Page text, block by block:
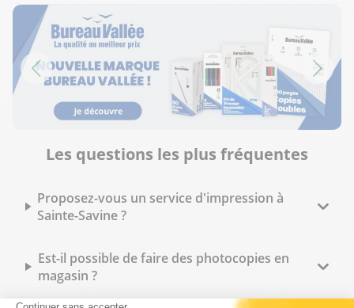
Les questions les plus fréquentes
Proposez-vous un service d'impression à
Sainte-Savine ?
Est-il possible de faire des photocopies en
magasin ?